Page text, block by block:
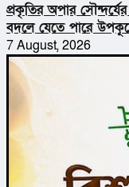
প্রকৃতির অপার
বদলে যেতে পারে
7 August, 2026